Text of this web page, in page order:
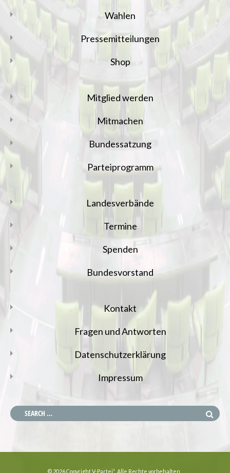
Wahlen
Pressemitteilungen
Shop
Mitglied werden
Mitmachen
Bundessatzung
Parteiprogramm
Landesverbände
Termine
Spenden
Bundesvorstand
Kontakt
Fragen und Antworten
Datenschutzerklärung
Impressum
© 2026 Copyright V-Partei³. Alle Rechte vorbehalten.